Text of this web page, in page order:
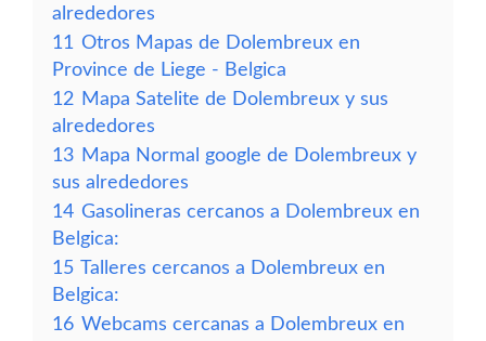
alrededores
11 Otros Mapas de Dolembreux en
Province de Liege - Belgica
12 Mapa Satelite de Dolembreux y sus
alrededores
13 Mapa Normal google de Dolembreux y
sus alrededores
14 Gasolineras cercanos a Dolembreux en
Belgica:
15 Talleres cercanos a Dolembreux en
Belgica:
16 Webcams cercanas a Dolembreux en